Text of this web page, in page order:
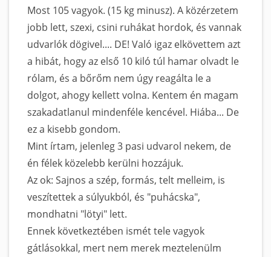
Most 105 vagyok. (15 kg minusz). A közérzetem
jobb lett, szexi, csini ruhákat hordok, és vannak
udvarlók dögivel.... DE! Való igaz elkövettem azt
a hibát, hogy az első 10 kiló túl hamar olvadt le
rólam, és a bőrőm nem úgy reagálta le a
dolgot, ahogy kellett volna. Kentem én magam
szakadatlanul mindenféle kencével. Hiába... De
ez a kisebb gondom.
Mint írtam, jelenleg 3 pasi udvarol nekem, de
én félek közelebb kerülni hozzájuk.
Az ok: Sajnos a szép, formás, telt melleim, is
veszítettek a súlyukból, és "puhácska",
mondhatni "lötyi" lett.
Ennek következtében ismét tele vagyok
gátlásokkal, mert nem merek meztelenülm